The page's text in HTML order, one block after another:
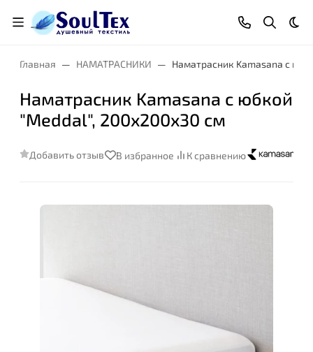
Главная НАМАТРАСНИКИ Наматрасник Kamasana с
Наматрасник Kamasana с юбкой
"Meddal", 200x200x30 см
Добавить отзыв В избранное К сравнению